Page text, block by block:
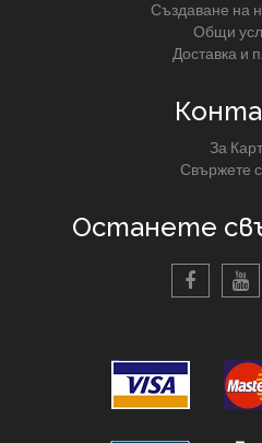
Създаване на
Общи
Доставка и
За
Свържете
Останете